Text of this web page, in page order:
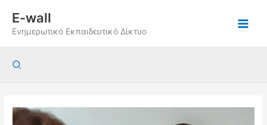
περιεχόμενο
E-wall
Ενημερωτικό Εκπαιδευτικό Δίκτυο
Αναζήτηση